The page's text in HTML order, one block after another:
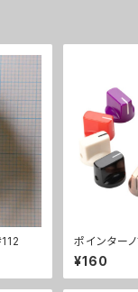
ポインター
¥160